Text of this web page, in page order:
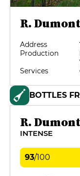
R.
Address
Production
Services
BOTTLES
R.
INTENSE
93/100